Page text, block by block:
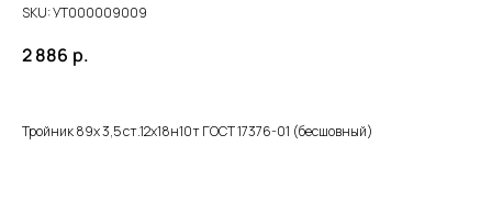
SKU:УТ000009009
2 886 р.
Тройник 89х 3,5 ст.12х18н10т ГОСТ 17376-01 (бесшовный)